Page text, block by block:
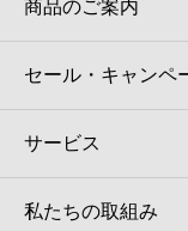
モバイルWi-Fiバッテ
荷物預かりサービス
パウダースペース ラ
ソフトバンクギフト
商品のご案内
セール・キャンペ
サービス
私たちの取組み